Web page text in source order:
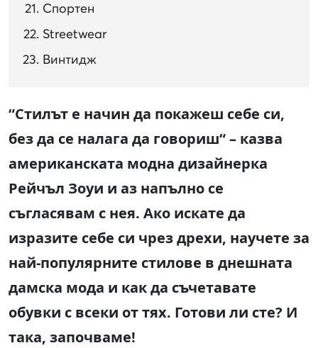
Спортен
Streetwear
Винтидж
“Стилът е начин да покажеш себе си,
без да се налага да говориш“ – казва
американската модна дизайнерка
Рейчъл Зоуи и аз напълно се
съгласявам с нея. Ако искате да
изразите себе си чрез дрехи, научете за
най-популярните стилове в днешната
дамска мода и как да съчетавате
обувки с всеки от тях. Готови ли сте? И
така, започваме!